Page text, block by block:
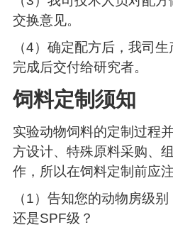
交换意见。
（4）确定配方后，我司
完成后交付给研究者。
饲料定制须知
实验动物饲料的定制过程
方设计、特殊原料采购、
作，所以在饲料定制前应
（1）告知您的动物房级
还是SPF级？